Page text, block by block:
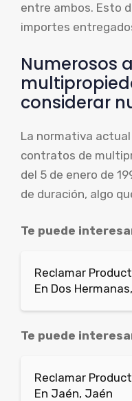
entre ambos. Esto
importes
Numerosos
considerar
La normativa
contratos de
del 5 de enero de
de duración, algo
Te puede
Reclamar
En Dos
Te puede
Reclamar
En Jaén, Jaén